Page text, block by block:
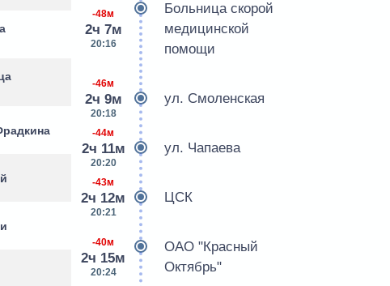
-48м
2ч 7м
20:16
Больница скорой
медицинской
помощи
-46м
2ч 9м
20:18
ул. Смоленская
-44м
2ч 11м
20:20
ул. Чапаева
-43м
2ч 12м
20:21
ЦСК
-40м
2ч 15м
20:24
ОАО "Красный
Октябрь"